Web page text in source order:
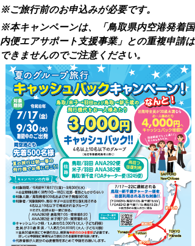
※ご旅行前のお申込みが必要です。
※本キャンペーンは、「鳥取県内空港発着国
内便エアサポート支援事業」との重複申請は
できませんのでご注意ください。